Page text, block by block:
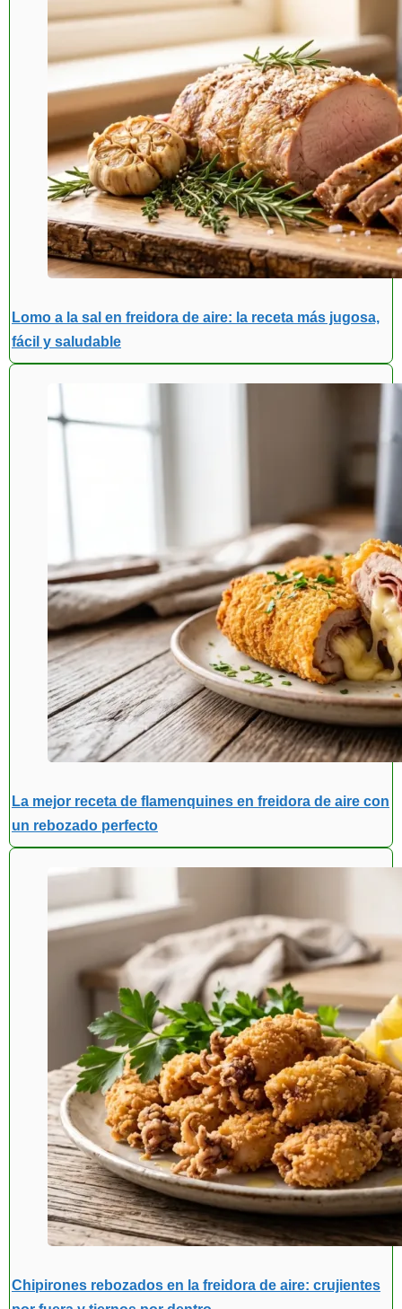
Lomo a la sal en freidora de aire: la receta más jugosa,
fácil y saludable
La mejor receta de flamenquines en freidora de aire con
un rebozado perfecto
Chipirones rebozados en la freidora de aire: crujientes